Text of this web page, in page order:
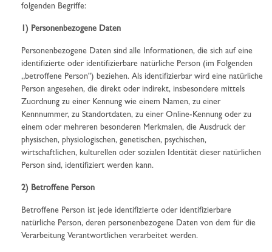
folgenden Begriffe:
1) Personenbezogene Daten
Personenbezogene Daten sind alle Informationen, die sich auf eine
identifizierte oder identifizierbare natürliche Person (im Folgenden
„betroffene Person") beziehen. Als identifizierbar wird eine natürliche
Person angesehen, die direkt oder indirekt, insbesondere mittels
Zuordnung zu einer Kennung wie einem Namen, zu einer
Kennnummer, zu Standortdaten, zu einer Online-Kennung oder zu
einem oder mehreren besonderen Merkmalen, die Ausdruck der
physischen, physiologischen, genetischen, psychischen,
wirtschaftlichen, kulturellen oder sozialen Identität dieser natürlichen
Person sind, identifiziert werden kann.
2) Betroffene Person
Betroffene Person ist jede identifizierte oder identifizierbare
natürliche Person, deren personenbezogene Daten von dem für die
Verarbeitung Verantwortlichen verarbeitet werden.